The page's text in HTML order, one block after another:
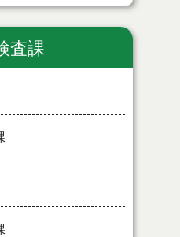
査課